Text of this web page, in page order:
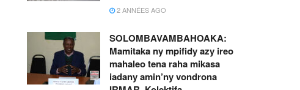
2 ANNÉES AGO
SOLOMBAVAMBAHOAKA:
Mamitaka ny mpifidy azy ireo
mahaleo tena raha mikasa
iadany amin’ny vondrona